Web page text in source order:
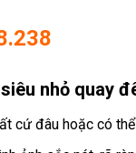
nhỏ quay
cứ đâu hoặc có